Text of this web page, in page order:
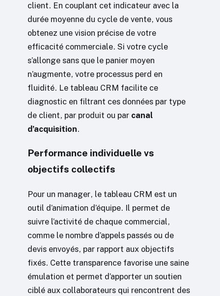
client. En couplant cet indicateur avec la
durée moyenne du cycle de vente, vous
obtenez une vision précise de votre
efficacité commerciale. Si votre cycle
s’allonge sans que le panier moyen
n’augmente, votre processus perd en
fluidité. Le tableau CRM facilite ce
diagnostic en filtrant ces données par type
de client, par produit ou par canal
d’acquisition.
Performance individuelle vs
objectifs collectifs
Pour un manager, le tableau CRM est un
outil d’animation d’équipe. Il permet de
suivre l’activité de chaque commercial,
comme le nombre d’appels passés ou de
devis envoyés, par rapport aux objectifs
fixés. Cette transparence favorise une saine
émulation et permet d’apporter un soutien
ciblé aux collaborateurs qui rencontrent des